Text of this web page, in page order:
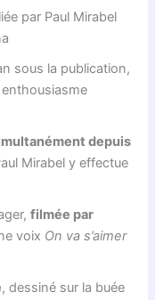
par Paul Mirabel
sous la publication,
enthousiasme
depuis
Mirabel y effectue
filmée par
voix On va s’aimer
, dessiné sur la buée